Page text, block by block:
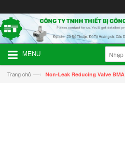
MENU
Trang chủ —› Non-Leak Reducing Valve BMA